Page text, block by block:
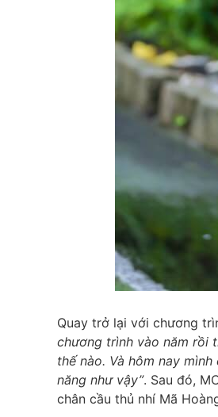
Quay trở lại với chương
chương trình vào năm rồi
thế nào. Và hôm nay
năng như vậy”. Sau đó,
chân cầu thủ nhí Mã